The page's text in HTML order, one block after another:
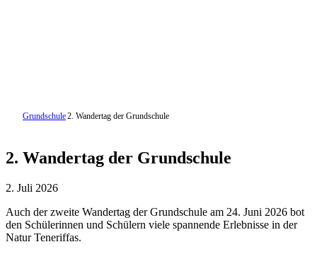
Grundschule2. Wandertag der Grundschule
2. Wandertag der Grundschule
2. Juli 2026
Auch der zweite Wandertag der Grundschule am 24. Juni 2026 bot
den Schülerinnen und Schülern viele spannende Erlebnisse in der
Natur Teneriffas.